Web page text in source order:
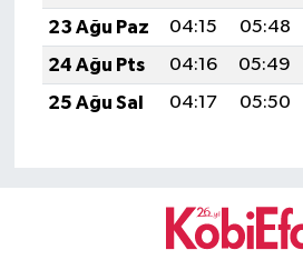
23 Ağu Paz
04:15 05:48
24 Ağu Pts
04:16 05:49
25 Ağu Sal
04:17 05:50